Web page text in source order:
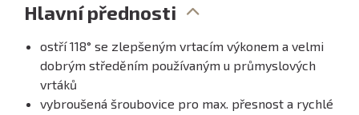
Hlavní přednosti
ostří 118° se zlepšeným vrtacím výkonem a velmi
dobrým středěním používaným u průmyslových
vrtáků
vybroušená šroubovice pro max. přesnost a rychlé